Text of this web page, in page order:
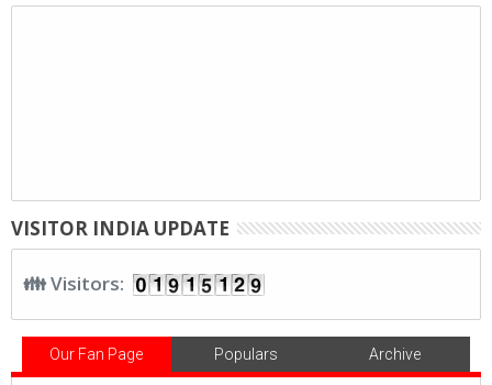
VISITOR INDIA UPDATE
👪 Visitors:
Our Fan Page Populars Archive